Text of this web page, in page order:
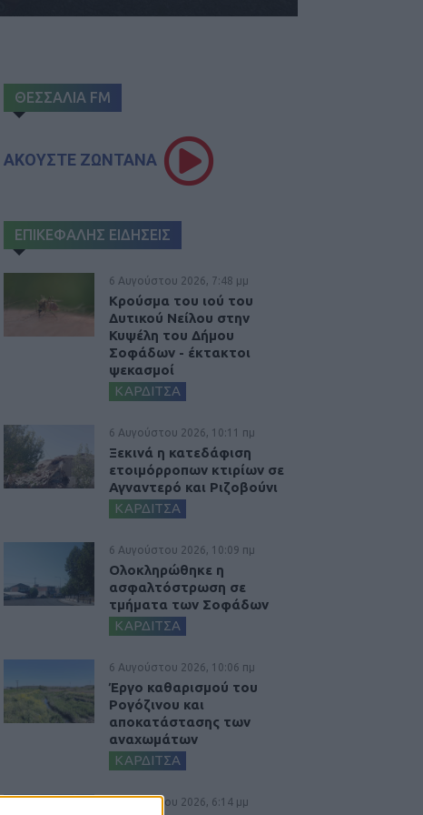
ΘΕΣΣΑΛΙΑ FM
ΑΚΟΥΣΤΕ ΖΩΝΤΑΝΑ
ΕΠΙΚΕΦΑΛΗΣ ΕΙΔΗΣΕΙΣ
6 Αυγούστου 2026, 7:48 μμ
Κρούσμα του ιού του
Δυτικού Νείλου στην
Κυψέλη του Δήμου
Σοφάδων - έκτακτοι
ψεκασμοί
ΚΑΡΔΙΤΣΑ
6 Αυγούστου 2026, 10:11 πμ
Ξεκινά η κατεδάφιση
ετοιμόρροπων κτιρίων σε
Αγναντερό και Ριζοβούνι
ΚΑΡΔΙΤΣΑ
6 Αυγούστου 2026, 10:09 πμ
Ολοκληρώθηκε η
ασφαλτόστρωση σε
τμήματα των Σοφάδων
ΚΑΡΔΙΤΣΑ
6 Αυγούστου 2026, 10:06 πμ
Έργο καθαρισμού του
Ρογόζινου και
αποκατάστασης των
αναχωμάτων
ΚΑΡΔΙΤΣΑ
5 Αυγούστου 2026, 6:14 μμ